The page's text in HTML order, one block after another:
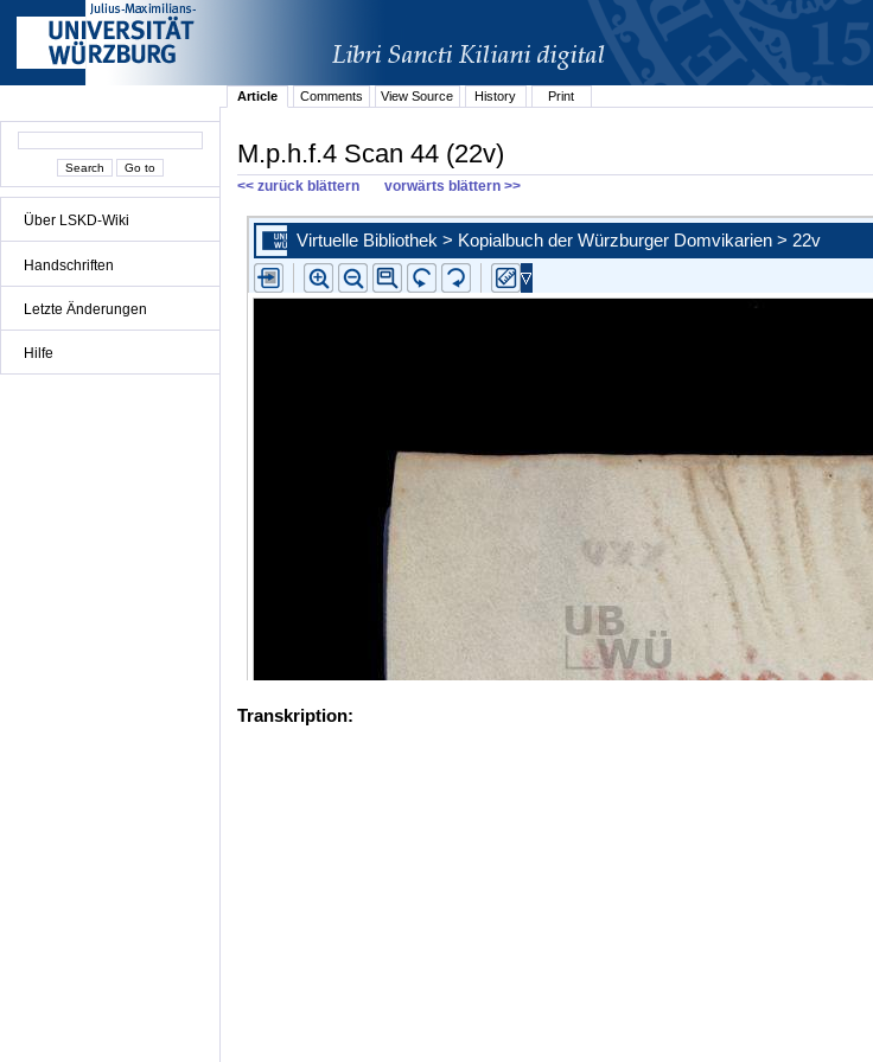
Über LSKD-Wiki
Handschriften
Letzte Änderungen
Hilfe
Article
Comments View Source History Print
M.p.h.f.4 Scan 44 (22v)
<< zurück blättern vorwärts blättern >>
Transkription: